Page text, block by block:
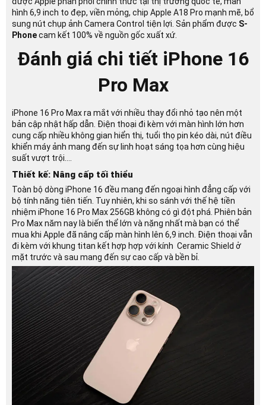
hình 6,9 inch to đẹp, viền mỏng, chip Apple A18 Pro mạnh mẽ, bổ
sung nút chụp ảnh Camera Control tiện lợi. Sản phẩm được S-
Phonecam kết 100% về nguồn gốc xuất xứ.
Đánh giá chi tiết iPhone 16
Pro Max
iPhone 16 Pro Max ra mắt với nhiều thay đổi nhỏ tạo nên một
bản cập nhật hấp dẫn. Điện thoại đi kèm với màn hình lớn hơn
cung cấp nhiều không gian hiển thị, tuổi thọ pin kéo dài, nút điều
khiển máy ảnh mang đến sự linh hoạt sáng tọa hơn cùng hiệu
suất vượt trội….
Thiết kế: Nâng cấp tối thiểu
Toàn bộ dòng iPhone 16 đều mang đến ngoại hình đẳng cấp với
bộ tính năng tiên tiến. Tuy nhiên, khi so sánh với thế hệ tiền
nhiệm iPhone 16 Pro Max 256GB không có gì đột phá. Phiên bản
Pro Max năm nay là biến thể lớn và nặng nhất mà bạn có thể
mua khi Apple đã nâng cấp màn hình lên 6,9 inch. Điện thoại vẫn
đi kèm với khung titan kết hợp hợp với kính Ceramic Shield ở
mặt trước và sau mang đến sự cao cấp và bền bỉ.